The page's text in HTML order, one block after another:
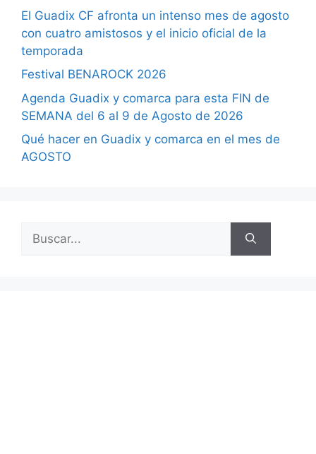
El Guadix CF afronta un intenso mes de agosto
con cuatro amistosos y el inicio oficial de la
temporada
Festival BENAROCK 2026
Agenda Guadix y comarca para esta FIN de
SEMANA del 6 al 9 de Agosto de 2026
Qué hacer en Guadix y comarca en el mes de
AGOSTO
Buscar: